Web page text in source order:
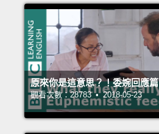
原來你是這意思？！委婉回應篇
觀看次數：28783 • 2018-05-23